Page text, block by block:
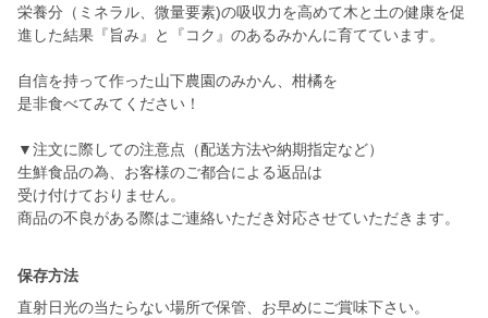
栄養分（ミネラル、微量要素)の吸収力を高めて木と土の健康を促
進した結果『旨み』と『コク』のあるみかんに育てています。
自信を持って作った山下農園のみかん、柑橘を
是非食べてみてください！
▼注文に際しての注意点（配送方法や納期指定など）
生鮮食品の為、お客様のご都合による返品は
受け付けておりません。
商品の不良がある際はご連絡いただき対応させていただきます。
保存方法
直射日光の当たらない場所で保管、お早めにご賞味下さい。